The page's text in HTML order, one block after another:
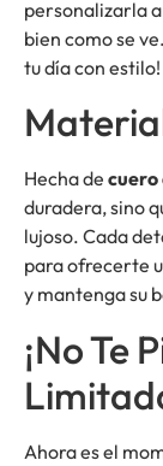
personalizarla
bien como se
tu día con estilo!
Hecha de
duradera, sino
lujoso. Cada
para ofrecerte
y mantenga su
¡No Te
Ahora es el